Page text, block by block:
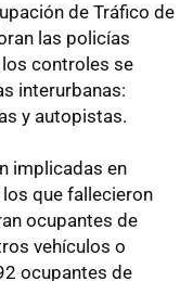
de Tráfico de
las policías
los controles se
interurbanas:
y autopistas.
implicadas en
que fallecieron
ocupantes de
vehículos o
ocupantes de